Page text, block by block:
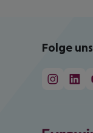
Folge uns